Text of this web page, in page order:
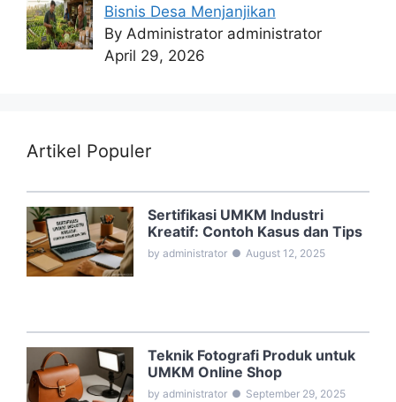
Bisnis Desa Menjanjikan
By Administrator administrator
April 29, 2026
Artikel Populer
Sertifikasi UMKM Industri
Kreatif: Contoh Kasus dan Tips
by administrator ● August 12, 2025
Teknik Fotografi Produk untuk
UMKM Online Shop
by administrator ● September 29, 2025